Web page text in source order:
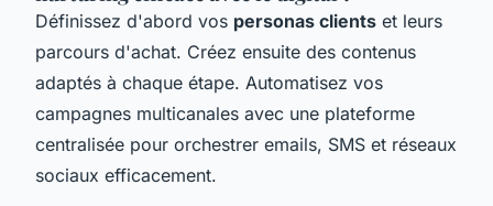
Définissez d'abord vos personas clients et leurs
parcours d'achat. Créez ensuite des contenus
adaptés à chaque étape. Automatisez vos
campagnes multicanales avec une plateforme
centralisée pour orchestrer emails, SMS et réseaux
sociaux efficacement.